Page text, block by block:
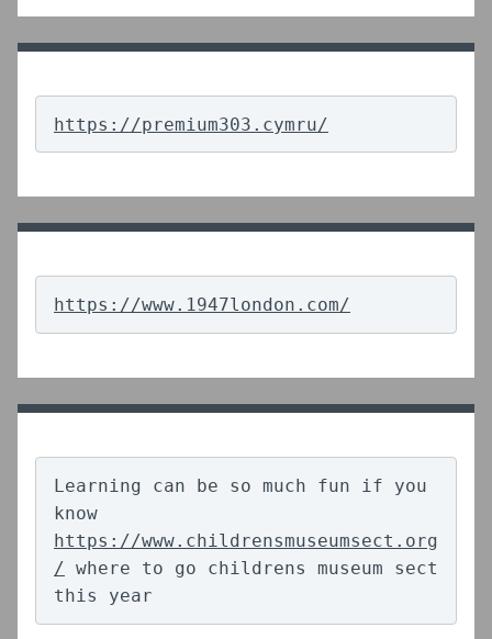
https://premium303.cymru/
https://www.1947london.com/
Learning can be so much fun if you
https://www.childrensmuseumsect.org
/ where to go childrens museum sect
this year